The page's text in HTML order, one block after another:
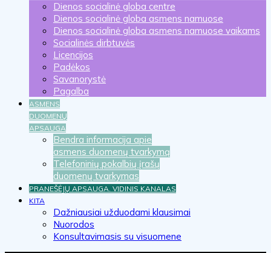
Dienos socialinė globa centre
Dienos socialinė globa asmens namuose
Dienos socialinė globa asmens namuose vaikams
Socialinės dirbtuvės
Licencijos
Padėkos
Savanorystė
Pagalba
ASMENS
DUOMENŲ
APSAUGA
Bendra informacija apie
asmens duomenų tvarkymą
Telefoninių pokalbių įrašų
duomenų tvarkymas
PRANEŠĖJŲ APSAUGA. VIDINIS KANALAS
KITA
Dažniausiai užduodami klausimai
Nuorodos
Konsultavimasis su visuomene